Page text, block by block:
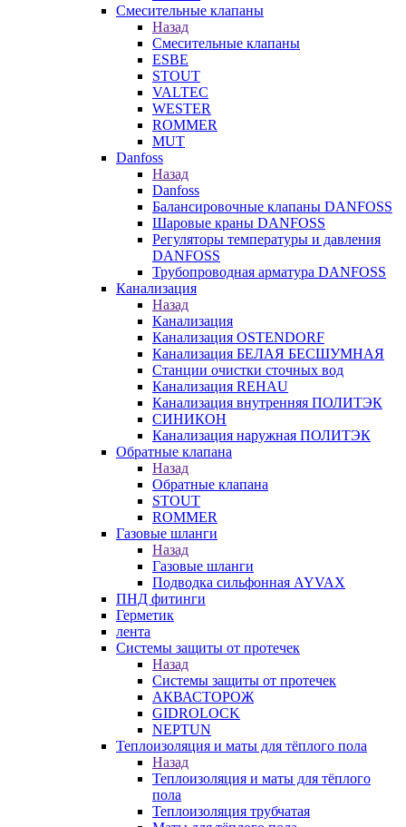
Смесительные клапаны
Назад
Смесительные клапаны
ESBE
STOUT
VALTEC
WESTER
ROMMER
MUT
Danfoss
Назад
Danfoss
Балансировочные клапаны DANFOSS
Шаровые краны DANFOSS
Регуляторы температуры и давления
DANFOSS
Трубопроводная арматура DANFOSS
Канализация
Назад
Канализация
Канализация OSTENDORF
Канализация БЕЛАЯ БЕСШУМНАЯ
Станции очистки сточных вод
Канализация REHAU
Канализация внутренняя ПОЛИТЭК
СИНИКОН
Канализация наружная ПОЛИТЭК
Обратные клапана
Назад
Обратные клапана
STOUT
ROMMER
Газовые шланги
Назад
Газовые шланги
Подводка сильфонная AYVAX
ПНД фитинги
Герметик
лента
Системы защиты от протечек
Назад
Системы защиты от протечек
АКВАСТОРОЖ
GIDROLOCK
NEPTUN
Теплоизоляция и маты для тёплого пола
Назад
Теплоизоляция и маты для тёплого
пола
Теплоизоляция трубчатая